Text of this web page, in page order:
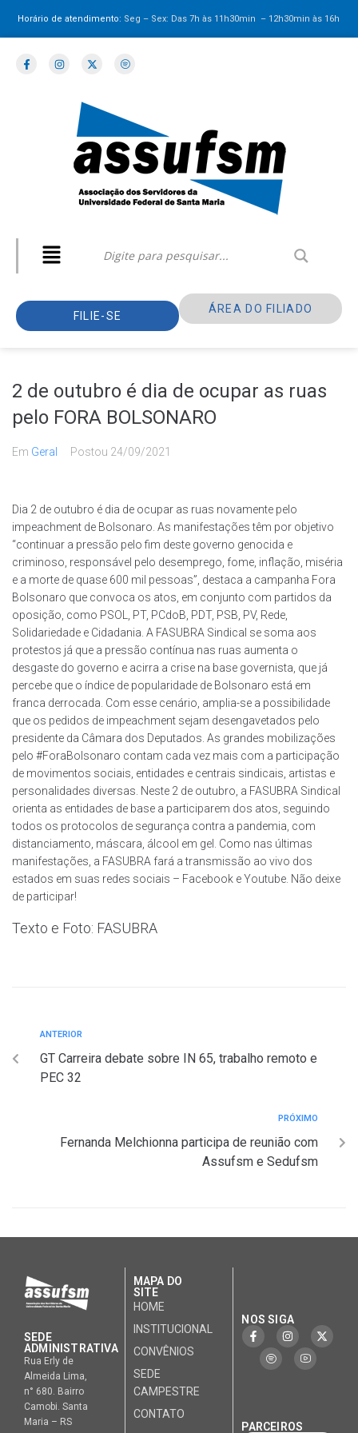
Horário de atendimento: Seg – Sex: Das 7h às 11h30min – 12h30minàs 16h
FILIE-SE
ÁREA DO FILIADO
2 de outubro é dia de ocupar as ruas
pelo FORA BOLSONARO
Em Geral Postou 24/09/2021
Dia 2 de outubro é dia de ocupar as ruas novamente pelo
impeachment de Bolsonaro. As manifestações têm por objetivo
“continuar a pressão pelo fim deste governo genocida e
criminoso, responsável pelo desemprego, fome, inflação, miséria
e a morte de quase 600 mil pessoas”, destaca a campanha Fora
Bolsonaro que convoca os atos, em conjunto com partidos da
oposição, como PSOL, PT, PCdoB, PDT, PSB, PV, Rede,
Solidariedade e Cidadania. A FASUBRA Sindical se soma aos
protestos já que a pressão contínua nas ruas aumenta o
desgaste do governo e acirra a crise na base governista, que já
percebe que o índice de popularidade de Bolsonaro está em
franca derrocada. Com esse cenário, amplia-se a possibilidade
que os pedidos de impeachment sejam desengavetados pelo
presidente da Câmara dos Deputados. As grandes mobilizações
pelo #ForaBolsonaro contam cada vez mais com a participação
de movimentos sociais, entidades e centrais sindicais, artistas e
personalidades diversas. Neste 2 de outubro, a FASUBRA Sindical
orienta as entidades de base a participarem dos atos, seguindo
todos os protocolos de segurança contra a pandemia, com
distanciamento, máscara, álcool em gel. Como nas últimas
manifestações, a FASUBRA fará a transmissão ao vivo dos
estados em suas redes sociais – Facebook e Youtube. Não deixe
de participar!
Texto e Foto: FASUBRA
ANTERIOR
GT Carreira debate sobre IN 65, trabalho remoto e
PEC 32
PRÓXIMO
Fernanda Melchionna participa de reunião com
Assufsm e Sedufsm
SEDE
ADMINISTRATIVA
Rua Erly de
Almeida Lima,
n° 680. Bairro
Camobi. Santa
Maria – RS
MAPA DO
SITE
HOME
INSTITUCIONAL
CONVÊNIOS
SEDE
CAMPESTRE
CONTATO
NOS SIGA
PARCEIROS